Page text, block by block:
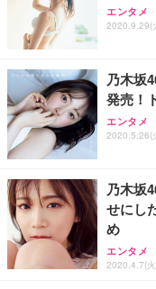
エンタメ
2020.9.29(
乃木坂
発売！
エンタメ
2020.5.26(
乃木坂
せにし
め
エンタメ
2020.4.7(